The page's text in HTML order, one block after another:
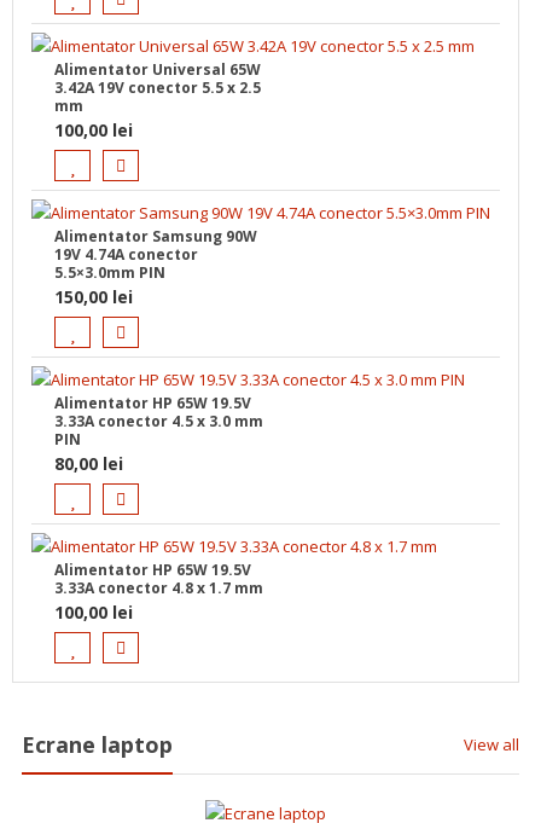
Alimentator Universal 65W
3.42A 19V conector 5.5 x 2.5
mm
100,00 lei
Alimentator Samsung 90W
19V 4.74A conector
5.5×3.0mm PIN
150,00 lei
Alimentator HP 65W 19.5V
3.33A conector 4.5 x 3.0 mm
PIN
80,00 lei
Alimentator HP 65W 19.5V
3.33A conector 4.8 x 1.7 mm
100,00 lei
Ecrane laptop View all